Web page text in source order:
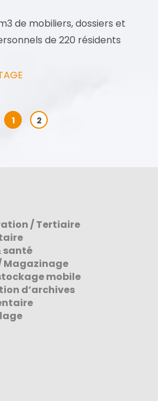
de mobiliers, dossiers et
de 220 résidents
1 2
/ Tertiaire
santé
Magazinage
mobile
d’archives